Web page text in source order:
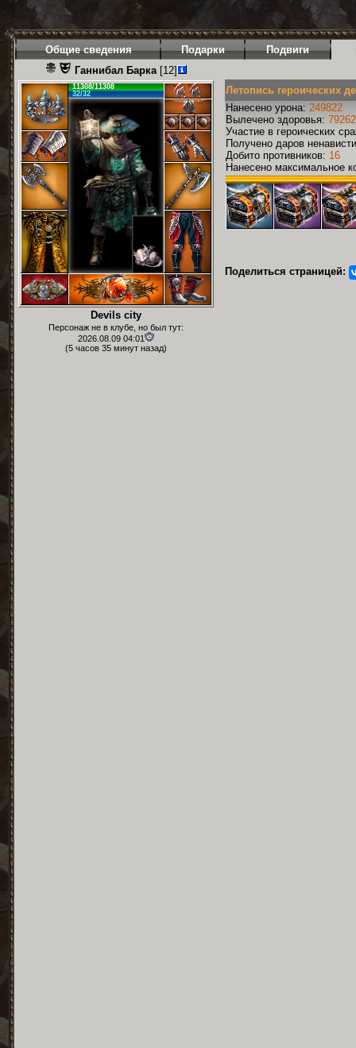
Общие сведения Подарки Подвиги
Ганнибал Барка[12]
11308/11308
32/32
Devils city
Персонаж не в клубе, но был тут:
2026.08.09 04:01
(5 часов 35 минут назад)
Летопись героических
Нанесено урона: 249822
Вылечено здоровья: 79262
Участие в героических
Получено даров
Добито противников: 16
Нанесено максимальное
Поделиться страницей: